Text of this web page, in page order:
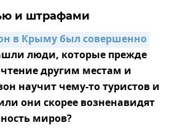
и штрафами
в Крыму был совершенно
люди, которые прежде
другим местам и
научит чему-то туристов и
они скорее возненавидят
миров?